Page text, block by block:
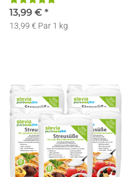
Cristallisée Stévia | 1kg
13,99 € *
13,99 € Par 1 kg